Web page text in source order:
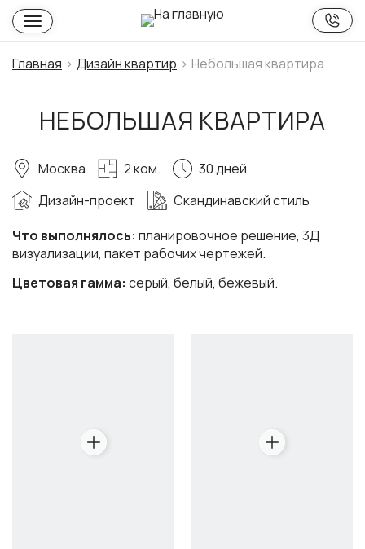
Главная Дизайн квартир Небольшая квартира
НЕБОЛЬШАЯ КВАРТИРА
Что выполнялось: планировочное решение, 3Д
визуализации, пакет рабочих чертежей.
Цветовая гамма: серый, белый, бежевый.
Москва 2 ком.
30 дней
Дизайн-проект
Скандинавский стиль